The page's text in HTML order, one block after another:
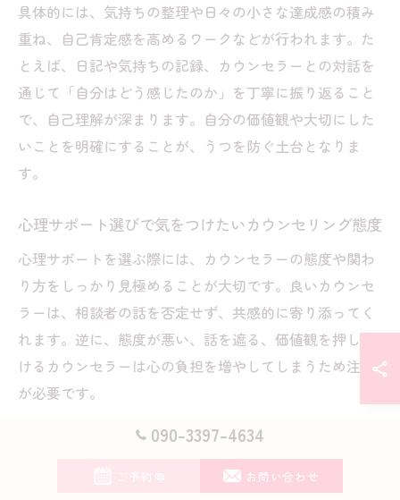
具体的には、気持ちの整理や日々の小さな達成感の積み
重ね、自己肯定感を高めるワークなどが行われます。た
とえば、日記や気持ちの記録、カウンセラーとの対話を
通じて「自分はどう感じたのか」を丁寧に振り返ること
で、自己理解が深まります。自分の価値観や大切にした
いことを明確にすることが、うつを防ぐ土台となりま
す。
心理サポート選びで気をつけたいカウンセリング態度
心理サポートを選ぶ際には、カウンセラーの態度や関わ
り方をしっかり見極めることが大切です。良いカウンセ
ラーは、相談者の話を否定せず、共感的に寄り添ってく
れます。逆に、態度が悪い、話を遮る、価値観を押し付
けるカウンセラーは心の負担を増やしてしまうため注意
が必要です。
初回相談時に「自分の気質や悩みを丁寧に聞いてくれる
か」「安心して話せる雰囲気があるか」を確認しましょ
う。口コミやカウンセラーのプロフィールを事前にチェ
090-3397-4634
ご予約 お問い合わせ